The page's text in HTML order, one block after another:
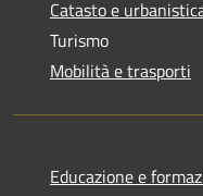
Catasto e
Turismo
Mobilità e trasporti
Educazione e